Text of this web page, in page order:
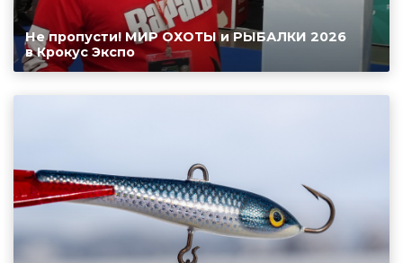
Не пропусти! МИР ОХОТЫ и РЫБАЛКИ 2026
в Крокус Экспо